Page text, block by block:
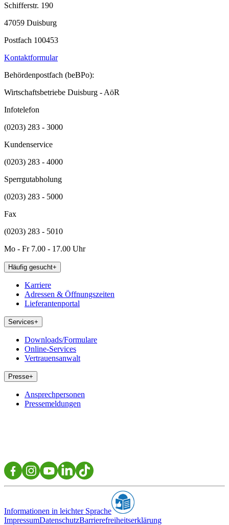
Schifferstr. 190
47059 Duisburg
Postfach 100453
Kontaktformular
Behördenpostfach (beBPo):
Wirtschaftsbetriebe Duisburg - AöR
Infotelefon
(0203) 283 - 3000
Kundenservice
(0203) 283 - 4000
Sperrgutabholung
(0203) 283 - 5000
Fax
(0203) 283 - 5010
Mo - Fr 7.00 - 17.00 Uhr
Häufig gesucht+
Karriere
Adressen & Öffnungszeiten
Lieferantenportal
Services+
Downloads/Formulare
Online-Services
Vertrauensanwalt
Presse+
Ansprechpersonen
Pressemeldungen
Informationen in leichter Sprache
ImpressumDatenschutzBarrierefreiheitserklärung